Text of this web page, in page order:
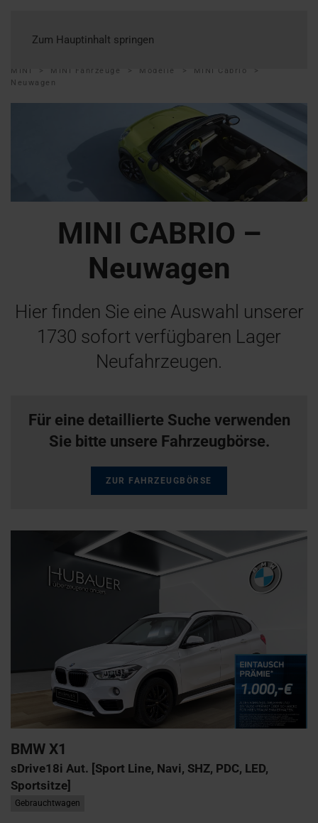
Zum Hauptinhalt springen
MINI MINI Fahrzeuge Modelle
MINI Cabrio
Neuwagen
MINI CABRIO –
Neuwagen
Hier finden Sie eine Auswahl unserer
1730 sofort verfügbaren Lager
Neufahrzeugen.
Für eine detaillierte Suche verwenden
Sie bitte unsere Fahrzeugbörse.
ZUR FAHRZEUGBÖRSE
BMW X1
sDrive18i Aut. [Sport Line, Navi, SHZ, PDC, LED,
Sportsitze]
Gebrauchtwagen